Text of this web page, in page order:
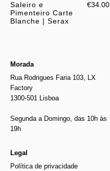
Saleiro e
Pimenteiro Carte
Blanche | Serax
€34.00
Morada
Rua Rodrigues Faria 103, LX
Factory
1300-501 Lisboa
Segunda a Domingo, das 10h às
19h
Legal
Política de privacidade